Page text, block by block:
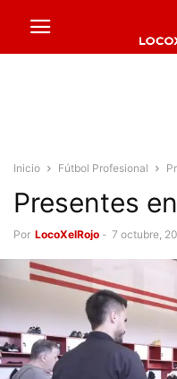
Inicio Fútbol Profesional
Presentes
Por LocoXelRojo - 7 octubre,